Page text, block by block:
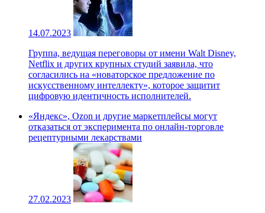
14.07.2023
Группа, ведущая переговоры от имени Walt Disney,
Netflix и других крупных студий заявила, что
согласились на «новаторское предложение по
искусственному интеллекту», которое защитит
цифровую идентичность исполнителей.
«Яндекс», Ozon и другие маркетплейсы могут
отказаться от эксперимента по онлайн-торговле
рецептурными лекарствами
27.02.2023